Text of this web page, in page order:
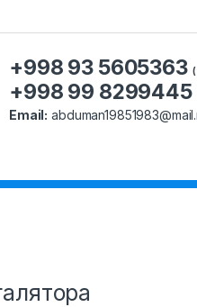
+998 93 5605363
+998 99 8299445
Email: